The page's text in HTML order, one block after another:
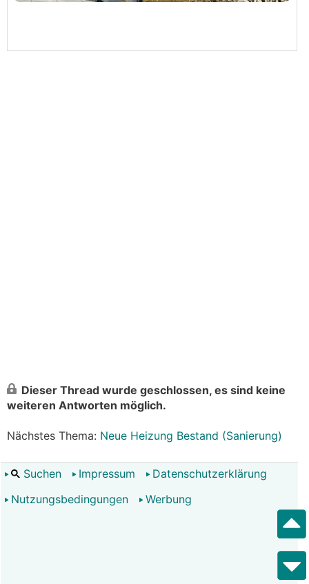
Dieser Thread wurde geschlossen, es sind keine
weiteren Antworten möglich.
Nächstes Thema: Neue Heizung Bestand (Sanierung)
Suchen Impressum
Datenschutzerklärung
Nutzungsbedingungen
Werbung